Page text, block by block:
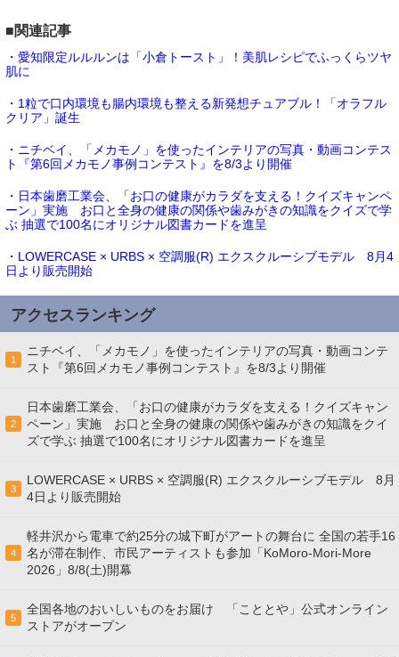
■関連記事
・愛知限定ルルルンは「小倉トースト」！美肌レシピでふっくらツヤ
肌に
・1粒で口内環境も腸内環境も整える新発想チュアブル！「オラフル
クリア」誕生
・ニチベイ、「メカモノ」を使ったインテリアの写真・動画コンテス
ト『第6回メカモノ事例コンテスト』を8/3より開催
・日本歯磨工業会、「お口の健康がカラダを支える！クイズキャンペ
ーン」実施 お口と全身の健康の関係や歯みがきの知識をクイズで学
ぶ 抽選で100名にオリジナル図書カードを進呈
・LOWERCASE × URBS × 空調服(R) エクスクルーシブモデル 8月4
日より販売開始
アクセスランキング
1
ニチベイ、「メカモノ」を使ったインテリアの写真・動画コンテ
スト『第6回メカモノ事例コンテスト』を8/3より開催
2
日本歯磨工業会、「お口の健康がカラダを支える！クイズキャン
ペーン」実施 お口と全身の健康の関係や歯みがきの知識をクイ
ズで学ぶ 抽選で100名にオリジナル図書カードを進呈
3
LOWERCASE × URBS × 空調服(R) エクスクルーシブモデル 8月
4日より販売開始
4
軽井沢から電車で約25分の城下町がアートの舞台に 全国の若手16
名が滞在制作、市民アーティストも参加「KoMoro-Mori-More
2026」8/8(土)開幕
5
全国各地のおいしいものをお届け 「こととや」公式オンライン
ストアがオープン